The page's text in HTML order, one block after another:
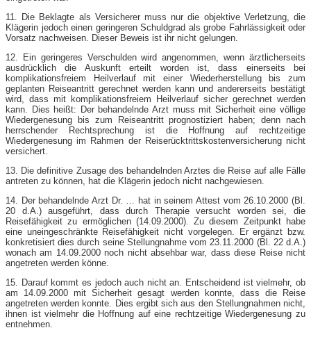
11. Die Beklagte als Versicherer muss nur die objektive Verletzung, die
Klägerin jedoch einen geringeren Schuldgrad als grobe Fahrlässigkeit oder
Vorsatz nachweisen. Dieser Beweis ist ihr nicht gelungen.
12. Ein geringeres Verschulden wird angenommen, wenn ärztlicherseits
ausdrücklich die Auskunft erteilt worden ist, dass einerseits bei
komplikationsfreiem Heilverlauf mit einer Wiederherstellung bis zum
geplanten Reiseantritt gerechnet werden kann und andererseits bestätigt
wird, dass mit komplikationsfreiem Heilverlauf sicher gerechnet werden
kann. Dies heißt: Der behandelnde Arzt muss mit Sicherheit eine völlige
Wiedergenesung bis zum Reiseantritt prognostiziert haben; denn nach
herrschender Rechtsprechung ist die Hoffnung auf rechtzeitige
Wiedergenesung im Rahmen der Reiserücktrittskostenversicherung nicht
versichert.
13. Die definitive Zusage des behandelnden Arztes die Reise auf alle Fälle
antreten zu können, hat die Klägerin jedoch nicht nachgewiesen.
14. Der behandelnde Arzt Dr. … hat in seinem Attest vom 26.10.2000 (Bl.
20 d.A.) ausgeführt, dass durch Therapie versucht worden sei, die
Reisefähigkeit zu ermöglichen (14.09.2000). Zu diesem Zeitpunkt habe
eine uneingeschränkte Reisefähigkeit nicht vorgelegen. Er ergänzt bzw.
konkretisiert dies durch seine Stellungnahme vom 23.11.2000 (Bl. 22 d.A.)
wonach am 14.09.2000 noch nicht absehbar war, dass diese Reise nicht
angetreten werden könne.
15. Darauf kommt es jedoch auch nicht an. Entscheidend ist vielmehr, ob
am 14.09.2000 mit Sicherheit gesagt werden konnte, dass die Reise
angetreten werden konnte. Dies ergibt sich aus den Stellungnahmen nicht,
ihnen ist vielmehr die Hoffnung auf eine rechtzeitige Wiedergenesung zu
entnehmen.